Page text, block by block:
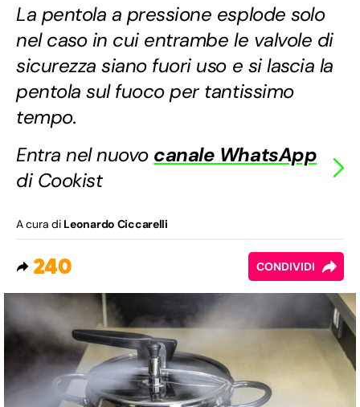
La pentola a pressione esplode solo
nel caso in cui entrambe le valvole di
sicurezza siano fuori uso e si lascia la
pentola sul fuoco per tantissimo
tempo.
Entra nel nuovo canale WhatsApp
di Cookist
A cura di Leonardo Ciccarelli
240 CONDIVIDI